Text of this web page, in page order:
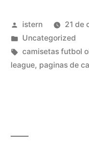
Publicado
por
istern
21 de
Publicado
en
Uncategorized
Etiquetas:
camisetas futbol
league, paginas de